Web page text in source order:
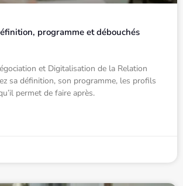
programme et débouchés
et Digitalisation de la Relation
sa définition, son programme, les profils
permet de faire après.